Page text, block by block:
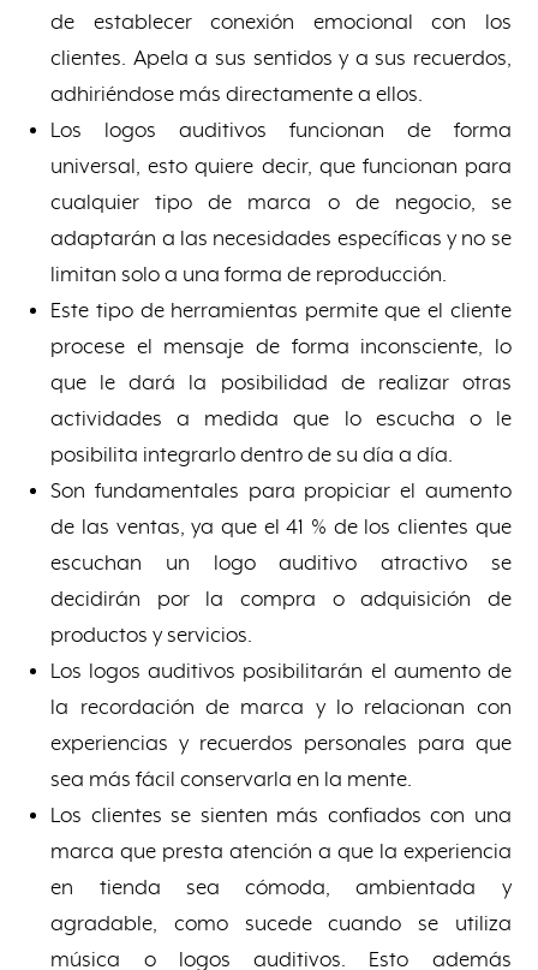
de establecer conexión emocional con los
clientes. Apela a sus sentidos y a sus recuerdos,
adhiriéndose más directamente a ellos.
Los logos auditivos funcionan de forma
universal, esto quiere decir, que funcionan para
cualquier tipo de marca o de negocio, se
adaptarán a las necesidades específicas y no se
limitan solo a una forma de reproducción.
Este tipo de herramientas permite que el cliente
procese el mensaje de forma inconsciente, lo
que le dará la posibilidad de realizar otras
actividades a medida que lo escucha o le
posibilita integrarlo dentro de su día a día.
Son fundamentales para propiciar el aumento
de las ventas, ya que el 41 % de los clientes que
escuchan un logo auditivo atractivo se
decidirán por la compra o adquisición de
productos y servicios.
Los logos auditivos posibilitarán el aumento de
la recordación de marca y lo relacionan con
experiencias y recuerdos personales para que
sea más fácil conservarla en la mente.
Los clientes se sienten más confiados con una
marca que presta atención a que la experiencia
en tienda sea cómoda, ambientada y
agradable, como sucede cuando se utiliza
música o logos auditivos. Esto además